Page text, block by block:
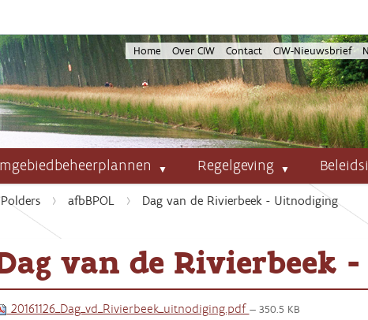
Home Over CIW Contact CIW-Nieuwsbrief
Regelgeving
afbBPOL Dag van de Rivierbeek - Uitnodiging
van de Rivierbeek
20161126_Dag_vd_Rivierbeek_uitnodiging.pdf — 350.5 KB